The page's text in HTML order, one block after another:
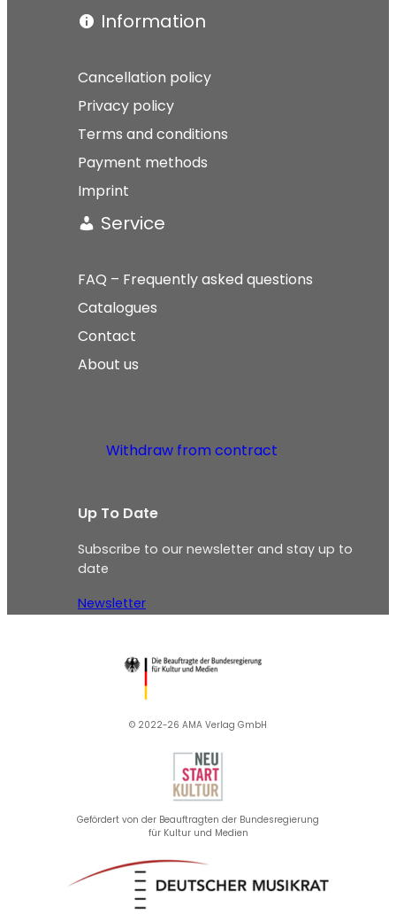
Information
Cancellation policy
Privacy policy
Terms and conditions
Payment methods
Imprint
Service
FAQ – Frequently asked questions
Catalogues
Contact
About us
Withdraw from contract
Up To Date
Subscribe to our newsletter and stay up to
date
Newsletter
© 2022-26 AMA Verlag GmbH​
Gefördert von der Beauftragten der Bundesregierung
für Kultur und Medien